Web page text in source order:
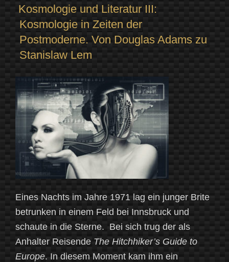
bin
ich
ein
enttäuschter
Weltverbesserer
–
Stanisław
(Herman)
Lem
(1921-
2006)“
Kosmologie und Literatur III:
Kosmologie in Zeiten der
Postmoderne. Von Douglas Adams zu
Stanislaw Lem
Eines Nachts im Jahre 1971 lag ein junger Brite
betrunken in einem Feld bei Innsbruck und
schaute in die Sterne. Bei sich trug der als
Anhalter Reisende The Hitchhiker’s Guide to
Europe. In diesem Moment kam ihm ein